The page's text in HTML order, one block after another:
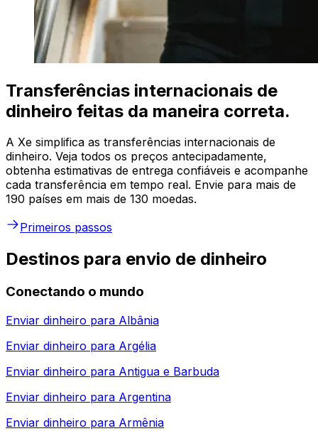
Transferências internacionais de
dinheiro feitas da maneira correta.
A Xe simplifica as transferências internacionais de
dinheiro. Veja todos os preços antecipadamente,
obtenha estimativas de entrega confiáveis e acompanhe
cada transferência em tempo real. Envie para mais de
190 países em mais de 130 moedas.
Primeiros passos
Destinos para envio de dinheiro
Conectando o mundo
Enviar dinheiro para Albânia
Enviar dinheiro para Argélia
Enviar dinheiro para Antigua e Barbuda
Enviar dinheiro para Argentina
Enviar dinheiro para Armênia